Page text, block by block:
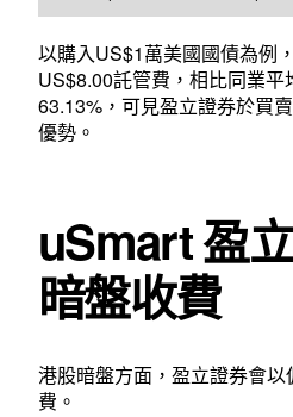
以購入US$1萬美國國債為例
US$8.00託管費，相比同業
63.13%，可見盈立證券於買
優勢。
uSmart 盈
暗盤收費
港股暗盤方面，盈立證券會
費。